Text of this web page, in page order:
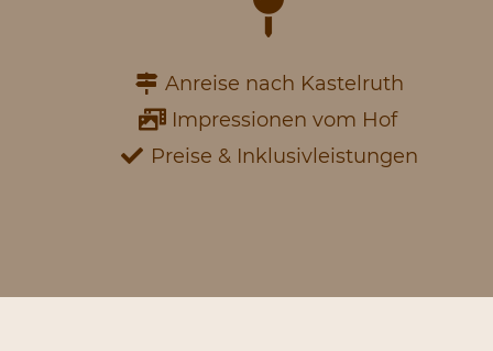
Anreise nach Kastelruth
Impressionen vom Hof
Preise & Inklusivleistungen